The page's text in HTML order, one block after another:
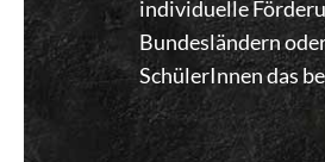
individuelle
Bundesländern
SchülerInnen das